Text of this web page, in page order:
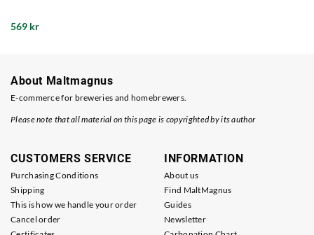
569 kr
About Maltmagnus
E-commerce for breweries and homebrewers.
Please note that all material on this page is copyrighted by its author
CUSTOMERS SERVICE
Purchasing Conditions
Shipping
This is how we handle your order
Cancel order
INFORMATION
About us
Find MaltMagnus
Guides
Newsletter